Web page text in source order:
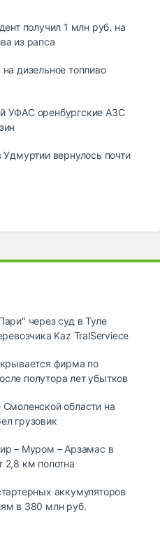
получил 1 млн руб. на
из рапса
дизельное топливо
УФАС оренбургские АЗС
Удмуртии вернулось почти
через суд в Туле
Kaz TralServiece
фирма по
полутора лет убытков
области на
грузовик
– Муром – Арзамас в
2,8 км полотна
аккумуляторов
в 380 млн руб.